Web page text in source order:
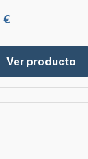
€
Ver producto